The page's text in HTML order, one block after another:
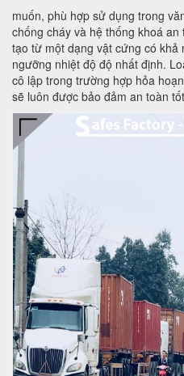
muốn, phù hợp sử dụng trong
chống cháy và hệ thống khoá
tạo từ một dạng vật cứng có khả
ngưỡng nhiệt độ độ nhất định.
cô lập trong trường hợp hỏa
sẽ luôn được bảo đảm an toàn